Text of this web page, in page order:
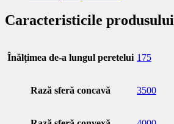
Caracteristicile produsului
Înălțimea de-a lungul peretelui 175
Rază sferă concavă 3500